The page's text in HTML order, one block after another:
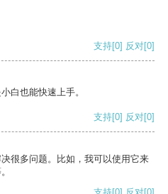
支持[0] 反对[0]
白也能快速上手。
支持[0] 反对[0]
很多问题。比如，我可以使用它来